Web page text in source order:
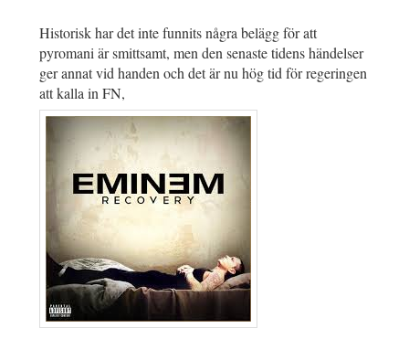
Historisk har det inte funnits några belägg för att
pyromani är smittsamt, men den senaste tidens händelser
ger annat vid handen och det är nu hög tid för regeringen
att kalla in FN,